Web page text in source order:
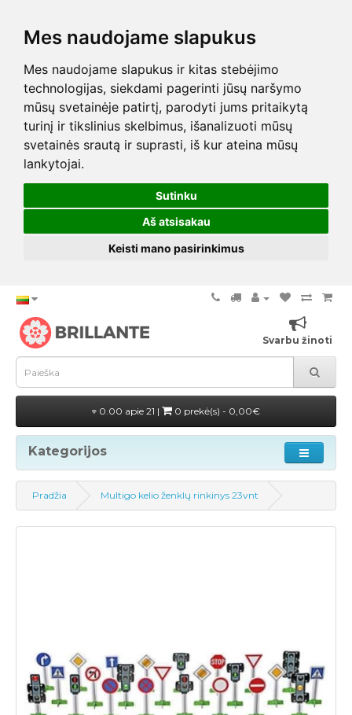
Mes naudojame slapukus
Mes naudojame slapukus ir kitas stebėjimo
technologijas, siekdami pagerinti jūsų naršymo
mūsų svetainėje patirtį, parodyti jums pritaikytą
turinį ir tikslinius skelbimus, išanalizuoti mūsų
svetainės srautą ir suprasti, iš kur ateina mūsų
lankytojai.
Sutinku
Aš atsisakau
Keisti mano pasirinkimus
Svarbu žinoti
0.00 apie 21 | 0 prekė(s) - 0,00€
Kategorijos
Pradžia Multigo kelio ženklų rinkinys 23vnt